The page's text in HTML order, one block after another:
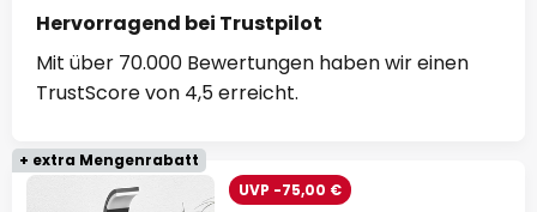
Hervorragend bei Trustpilot
Mit über 70.000 Bewertungen haben wir einen
TrustScore von 4,5 erreicht.
+ extra Mengenrabatt
UVP -75,00 €